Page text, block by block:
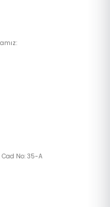
No: 35-A